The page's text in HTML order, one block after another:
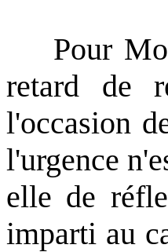
Pour
retard de
l'occasion
l'urgence
elle de
imparti au